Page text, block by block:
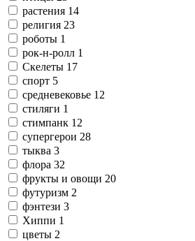
растения 14
религия 23
роботы 1
рок-н-ролл 1
Скелеты 17
спорт 5
средневековье 12
стиляги 1
стимпанк 12
супергерои 28
тыква 3
флора 32
фрукты и овощи 20
футуризм 2
фэнтези 3
Хиппи 1
цветы 2